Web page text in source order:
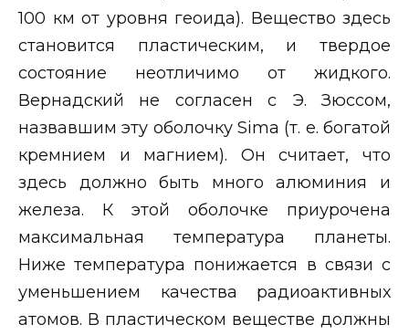
100 км от уровня геоида). Вещество здесь
становится пластическим, и твердое
состояние неотличимо от жидкого.
Вернадский не согласен с Э. Зюссом,
назвавшим эту оболочку Sima (т. е. богатой
кремнием и магнием). Он считает, что
здесь должно быть много алюминия и
железа. К этой оболочке приурочена
максимальная температура планеты.
Ниже температура понижается в связи с
уменьшением качества радиоактивных
атомов. В пластическом веществе должны